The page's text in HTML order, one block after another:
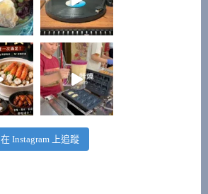
在 Instagram 上追蹤